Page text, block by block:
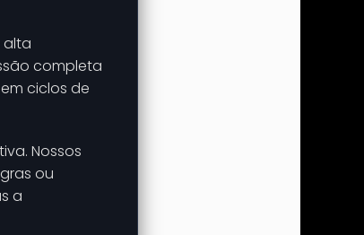
alta
completa
ciclos de
Nossos
ou
a